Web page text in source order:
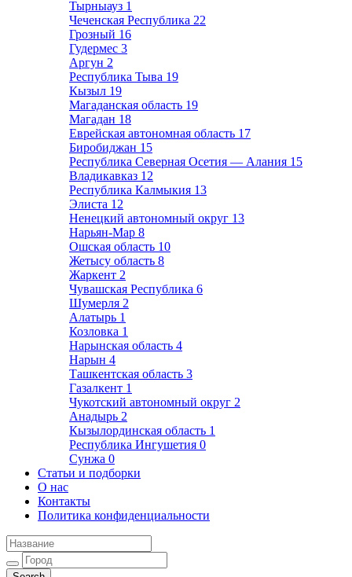
Тырныауз 1
Чеченская Республика 22
Грозный 16
Гудермес 3
Аргун 2
Республика Тыва 19
Кызыл 19
Магаданская область 19
Магадан 18
Еврейская автономная область 17
Биробиджан 15
Республика Северная Осетия — Алания 15
Владикавказ 12
Республика Калмыкия 13
Элиста 12
Ненецкий автономный округ 13
Нарьян-Мар 8
Ошская область 10
Жетысу область 8
Жаркент 2
Чувашская Республика 6
Шумерля 2
Алатырь 1
Козловка 1
Нарынская область 4
Нарын 4
Ташкентская область 3
Газалкент 1
Чукотский автономный округ 2
Анадырь 2
Кызылординская область 1
Республика Ингушетия 0
Сунжа 0
Статьи и подборки
О нас
Контакты
Политика конфиденциальности